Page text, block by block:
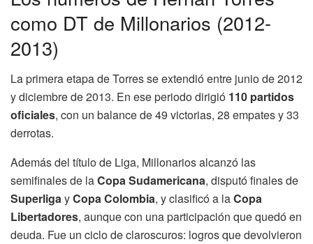
como DT de Millonarios (2012-
2013)
La primera etapa de Torres se extendió entre junio de 2012
y diciembre de 2013. En ese periodo dirigió 110 partidos
oficiales, con un balance de 49 victorias, 28 empates y 33
derrotas.
Además del título de Liga, Millonarios alcanzó las
semifinales de laCopa Sudamericana, disputó finales de
SuperligayCopa Colombia, y clasificó a laCopa
Libertadores, aunque con una participación que quedó en
deuda. Fue un ciclo de claroscuros: logros que devolvieron